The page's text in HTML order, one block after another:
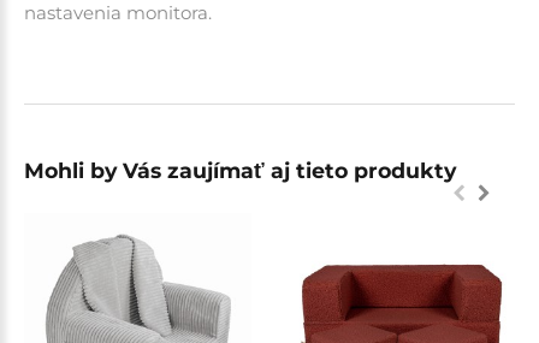
nastavenia monitora.
Mohli by Vás zaujímať aj tieto produkty